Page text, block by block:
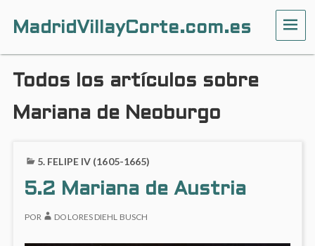
MadridVillayCorte.com.es
Todos los artículos sobre
Mariana de Neoburgo
5. FELIPE IV (1605-1665)
5.2 Mariana de Austria
POR DOLORES DIEHL BUSCH